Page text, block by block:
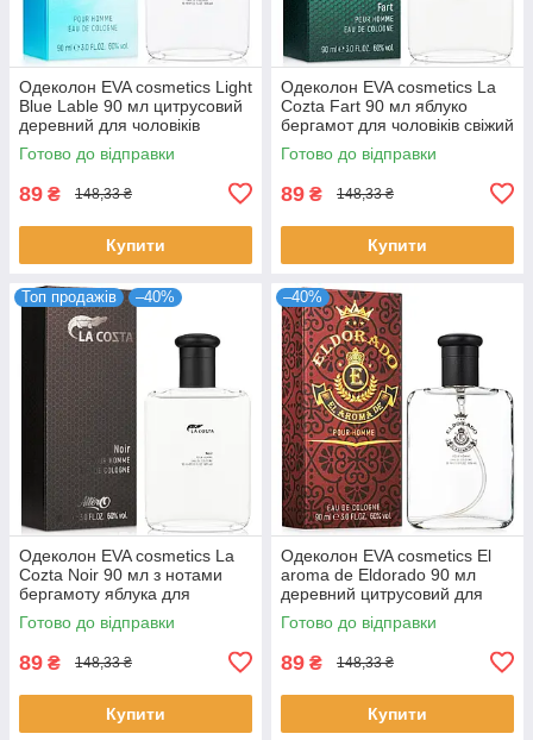
Одеколон EVA cosmetics Light
Blue Lable 90 мл цитрусовий
деревний для чоловіків
стійкий парфум ЄВА
косметікс
Готово до відправки
89 ₴ 148,33 ₴
Купити
Одеколон EVA cosmetics La
Cozta Fart 90 мл яблуко
бергамот для чоловіків свіжий
парфум ЄВА косметікс
Готово до відправки
89 ₴ 148,33 ₴
Купити
Топ продажів –40%
Одеколон EVA cosmetics La
Cozta Noir 90 мл з нотами
бергамоту яблука для
впевнених чоловіків парфуми
ЄВА косметікс
Готово до відправки
89 ₴ 148,33 ₴
Купити
–40%
Одеколон EVA cosmetics El
aroma de Eldorado 90 мл
деревний цитрусовий для
чоловіків Єва Косметікс
Готово до відправки
89 ₴ 148,33 ₴
Купити